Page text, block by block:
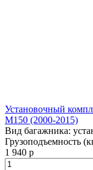
Установочный
M150 (2000-2015)
Вид багажника:
Грузоподъемность
1 940 р